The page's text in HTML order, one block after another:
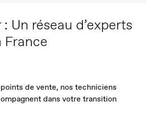
Un réseau d’experts
de vente, nos techniciens
dans votre transition